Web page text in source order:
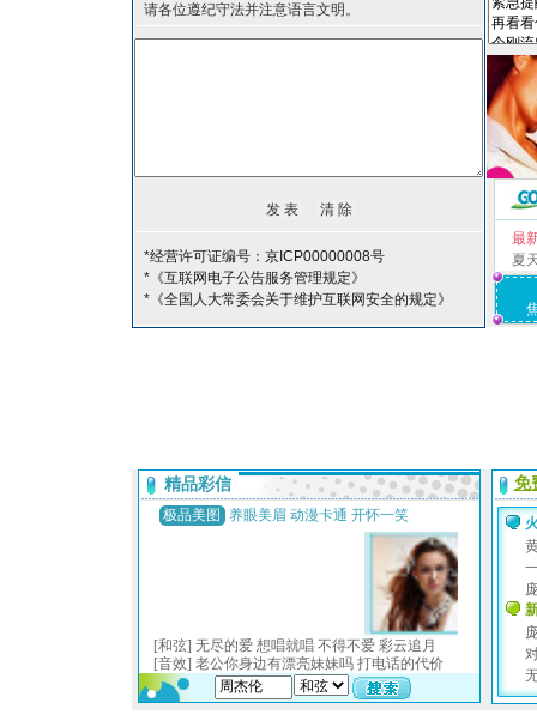
请各位遵纪守法并注意语言文明。
*经营许可证编号：京ICP00000008号
*《互联网电子公告服务管理规定》
*《全国人大常委会关于维护互联网安全的规定》
最
夏